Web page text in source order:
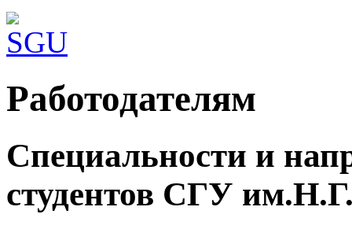
Хороший сайт о Joomla 3:
Работодателям
Специальности и
студентов СГУ